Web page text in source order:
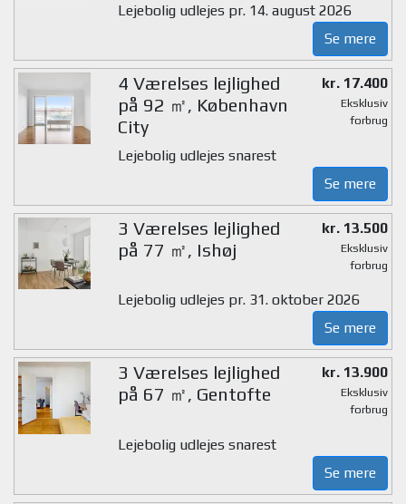
Lejebolig udlejes pr. 14. august 2026
Se mere
4 Værelses lejlighed
på 92 ㎡, København
City
kr. 17.400
Eksklusiv
forbrug
Lejebolig udlejes snarest
Se mere
3 Værelses lejlighed
på 77 ㎡, Ishøj
kr. 13.500
Eksklusiv
forbrug
Lejebolig udlejes pr. 31. oktober 2026
Se mere
3 Værelses lejlighed
på 67 ㎡, Gentofte
kr. 13.900
Eksklusiv
forbrug
Lejebolig udlejes snarest
Se mere